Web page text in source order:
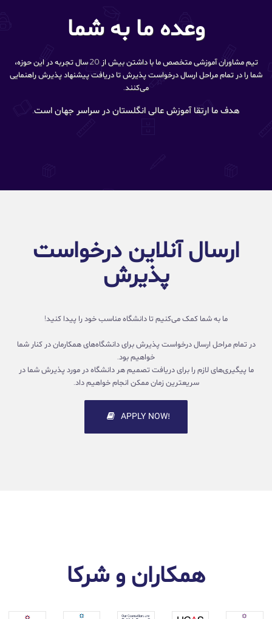
وعده ما به شما
تیم مشاوران آموزشی متخصص ما با داشتن بیش از 20 سال تجربه در این حوزه،
شما را در تمام مراحل ارسال درخواست پذیرش تا دریافت پیشنهاد پذیرش راهنمایی
می‌کنند.
هدف ما ارتقا آموزش عالی انگلستان در سراسر جهان است.
ارسال آنلاین درخواست
پذیرش
ما به شما کمک می‌کنیم تا دانشگاه مناسب خود را پیدا کنید!
در تمام مراحل ارسال درخواست پذیرش برای دانشگاه‌های همکارمان در کنار شما
خواهیم بود.
ما پیگیری‌های لازم را برای دریافت تصمیم هر دانشگاه در مورد پذیرش شما در
سریعترین زمان ممکن انجام خواهیم داد.
!APPLY NOW
همکاران و شرکا